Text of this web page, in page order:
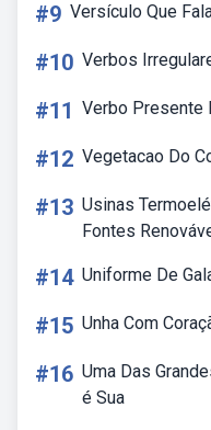
#9 Versículo Que
#10 Verbos
#11 Verbo Presente
#12 Vegetacao Do
#13 Usinas
Fontes
#14 Uniforme De
#15 Unha Com
#16 Uma Das
é Sua